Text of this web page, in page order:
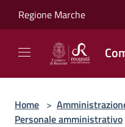
Regione Marche
Home >
Personale amministrativo